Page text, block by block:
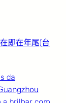
即在年尾(台
da